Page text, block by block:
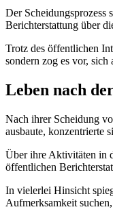
Der Scheidungsprozess
Berichterstattung über
Trotz des öffentlichen
sondern zog es vor, sich
Leben nach
Nach ihrer Scheidung
ausbaute, konzentrierte
Über ihre Aktivitäten in
öffentlichen
In vielerlei Hinsicht
Aufmerksamkeit